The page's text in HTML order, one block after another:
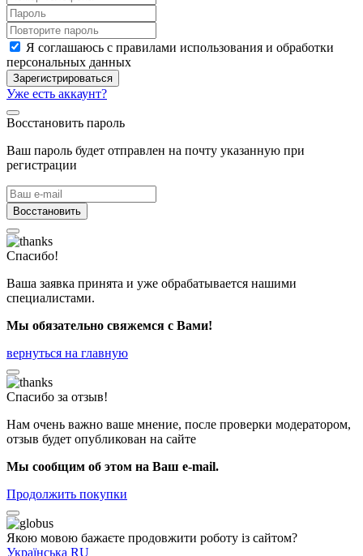
Я соглашаюсь с правилами использования и обработки
персональных данных
Зарегистрироваться
Уже есть аккаунт?
Восстановить пароль
Ваш пароль будет отправлен на почту указанную при
регистрации
Восстановить
Спасибо!
Ваша заявка принята и уже обрабатывается нашими
специалистами.
Мы обязательно свяжемся с Вами!
вернуться на главную
Спасибо за отзыв!
Нам очень важно ваше мнение, после проверки модератором,
отзыв будет опубликован на сайте
Мы сообщим об этом на Ваш e-mail.
Продолжить покупки
Якою мовою бажаєте продовжити роботу із сайтом?
Українська RU